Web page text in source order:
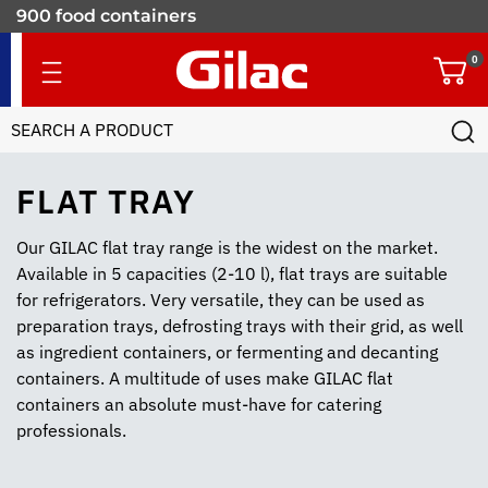
FLAT TRAY
Our GILAC flat tray range is the widest on the market.
Available in 5 capacities (2-10 l), flat trays are suitable
for refrigerators. Very versatile, they can be used as
preparation trays, defrosting trays with their grid, as well
as ingredient containers, or fermenting and decanting
containers. A multitude of uses make GILAC flat
containers an absolute must-have for catering
professionals.
900 food containers
0